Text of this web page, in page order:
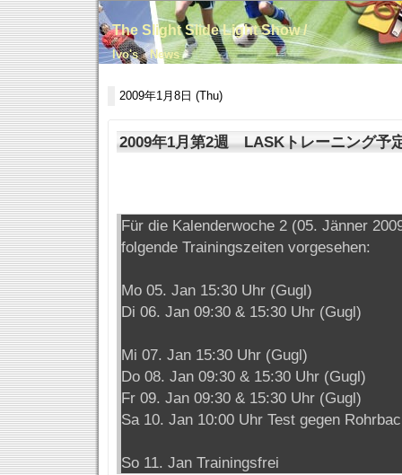
The Slight Slide Light Show /
Ivo's News
2009年1月8日 (Thu)
2009年1月第2週 LASKトレーニング予
Für die Kalenderwoche 2 (05. Jänner
folgende Trainingszeiten vorgesehen:
Mo 05. Jan 15:30 Uhr (Gugl)
Di 06. Jan 09:30 & 15:30 Uhr (Gugl)
Mi 07. Jan 15:30 Uhr (Gugl)
Do 08. Jan 09:30 & 15:30 Uhr (Gugl)
Fr 09. Jan 09:30 & 15:30 Uhr (Gugl)
Sa 10. Jan 10:00 Uhr Test gegen
So 11. Jan Trainingsfrei